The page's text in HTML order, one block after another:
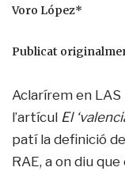
Voro López*
Publicat
Aclarírem en LAS
l’artícul El
patí la definició
RAE, a on diu